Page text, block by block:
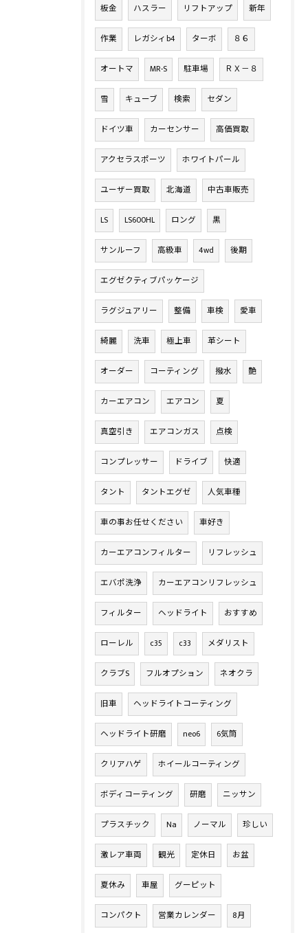
板金 ハスラー リフトアップ 新年
作業 レガシィb4 ターボ ８６
オートマ MR-S 駐車場 ＲＸ－８
雪 キューブ 検索 セダン
ドイツ車 カーセンサー 高価買取
アクセラスポーツ ホワイトパール
ユーザー買取 北海道 中古車販売
LS LS600HL ロング 黒
サンルーフ 高級車 4wd 後期
エグゼクティブパッケージ
ラグジュアリー 整備 車検 愛車
綺麗 洗車 極上車 革シート
オーダー コーティング 撥水 艶
カーエアコン エアコン 夏
真空引き エアコンガス 点検
コンプレッサー ドライブ 快適
タント タントエグゼ 人気車種
車の事お任せください 車好き
カーエアコンフィルター リフレッシュ
エバポ洗浄 カーエアコンリフレッシュ
フィルター ヘッドライト おすすめ
ローレル c35 c33 メダリスト
クラブS フルオプション ネオクラ
旧車 ヘッドライトコーティング
ヘッドライト研磨 neo6 6気筒
クリアハゲ ホイールコーティング
ボディコーティング 研磨 ニッサン
プラスチック Na ノーマル 珍しい
激レア車両 観光 定休日 お盆
夏休み 車屋 グーピット
コンパクト 営業カレンダー 8月